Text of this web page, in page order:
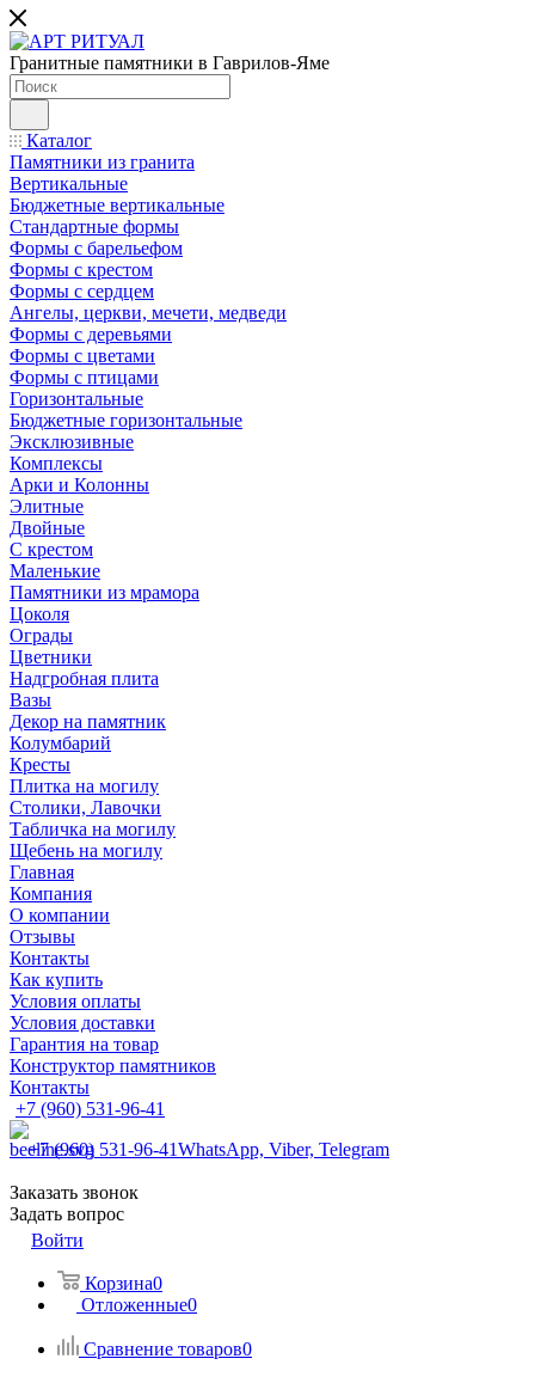
Гранитные памятники в Гаврилов-Яме
Каталог
Памятники из гранита
Вертикальные
Бюджетные вертикальные
Стандартные формы
Формы с барельефом
Формы с крестом
Формы с сердцем
Ангелы, церкви, мечети, медведи
Формы с деревьями
Формы с цветами
Формы с птицами
Горизонтальные
Бюджетные горизонтальные
Эксклюзивные
Комплексы
Арки и Колонны
Элитные
Двойные
С крестом
Маленькие
Памятники из мрамора
Цоколя
Ограды
Цветники
Надгробная плита
Вазы
Декор на памятник
Колумбарий
Кресты
Плитка на могилу
Столики, Лавочки
Табличка на могилу
Щебень на могилу
Главная
Компания
О компании
Отзывы
Контакты
Как купить
Условия оплаты
Условия доставки
Гарантия на товар
Конструктор памятников
Контакты
+7 (960) 531-96-41
+7 (960) 531-96-41WhatsApp, Viber, Telegram
Заказать звонок
Задать вопрос
Войти
Корзина0
Отложенные0
Сравнение товаров0